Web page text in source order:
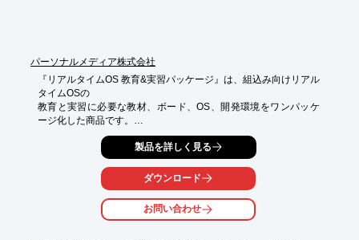
パーソナルメディア株式会社
『リアルタイムOS 教育&実習パッケージ』は、組込み向けリアル
タイムOSの
教育と実習に必要な教材、ボード、OS、開発環境をワンパッケ
ージ化した商品です。
本格的なリアルタイムOSを搭載した実行用のボードや開発ツー
豊富な講習用スライドや例題プログラムが付属しており、教育現
すぐに使える完成度の高い教材パッケージとなっています。
製品を詳しく見る
ダウンロード
お問い合わせ